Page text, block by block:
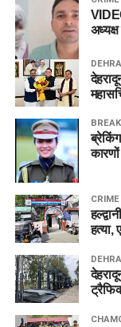
CRIME
हत्या,